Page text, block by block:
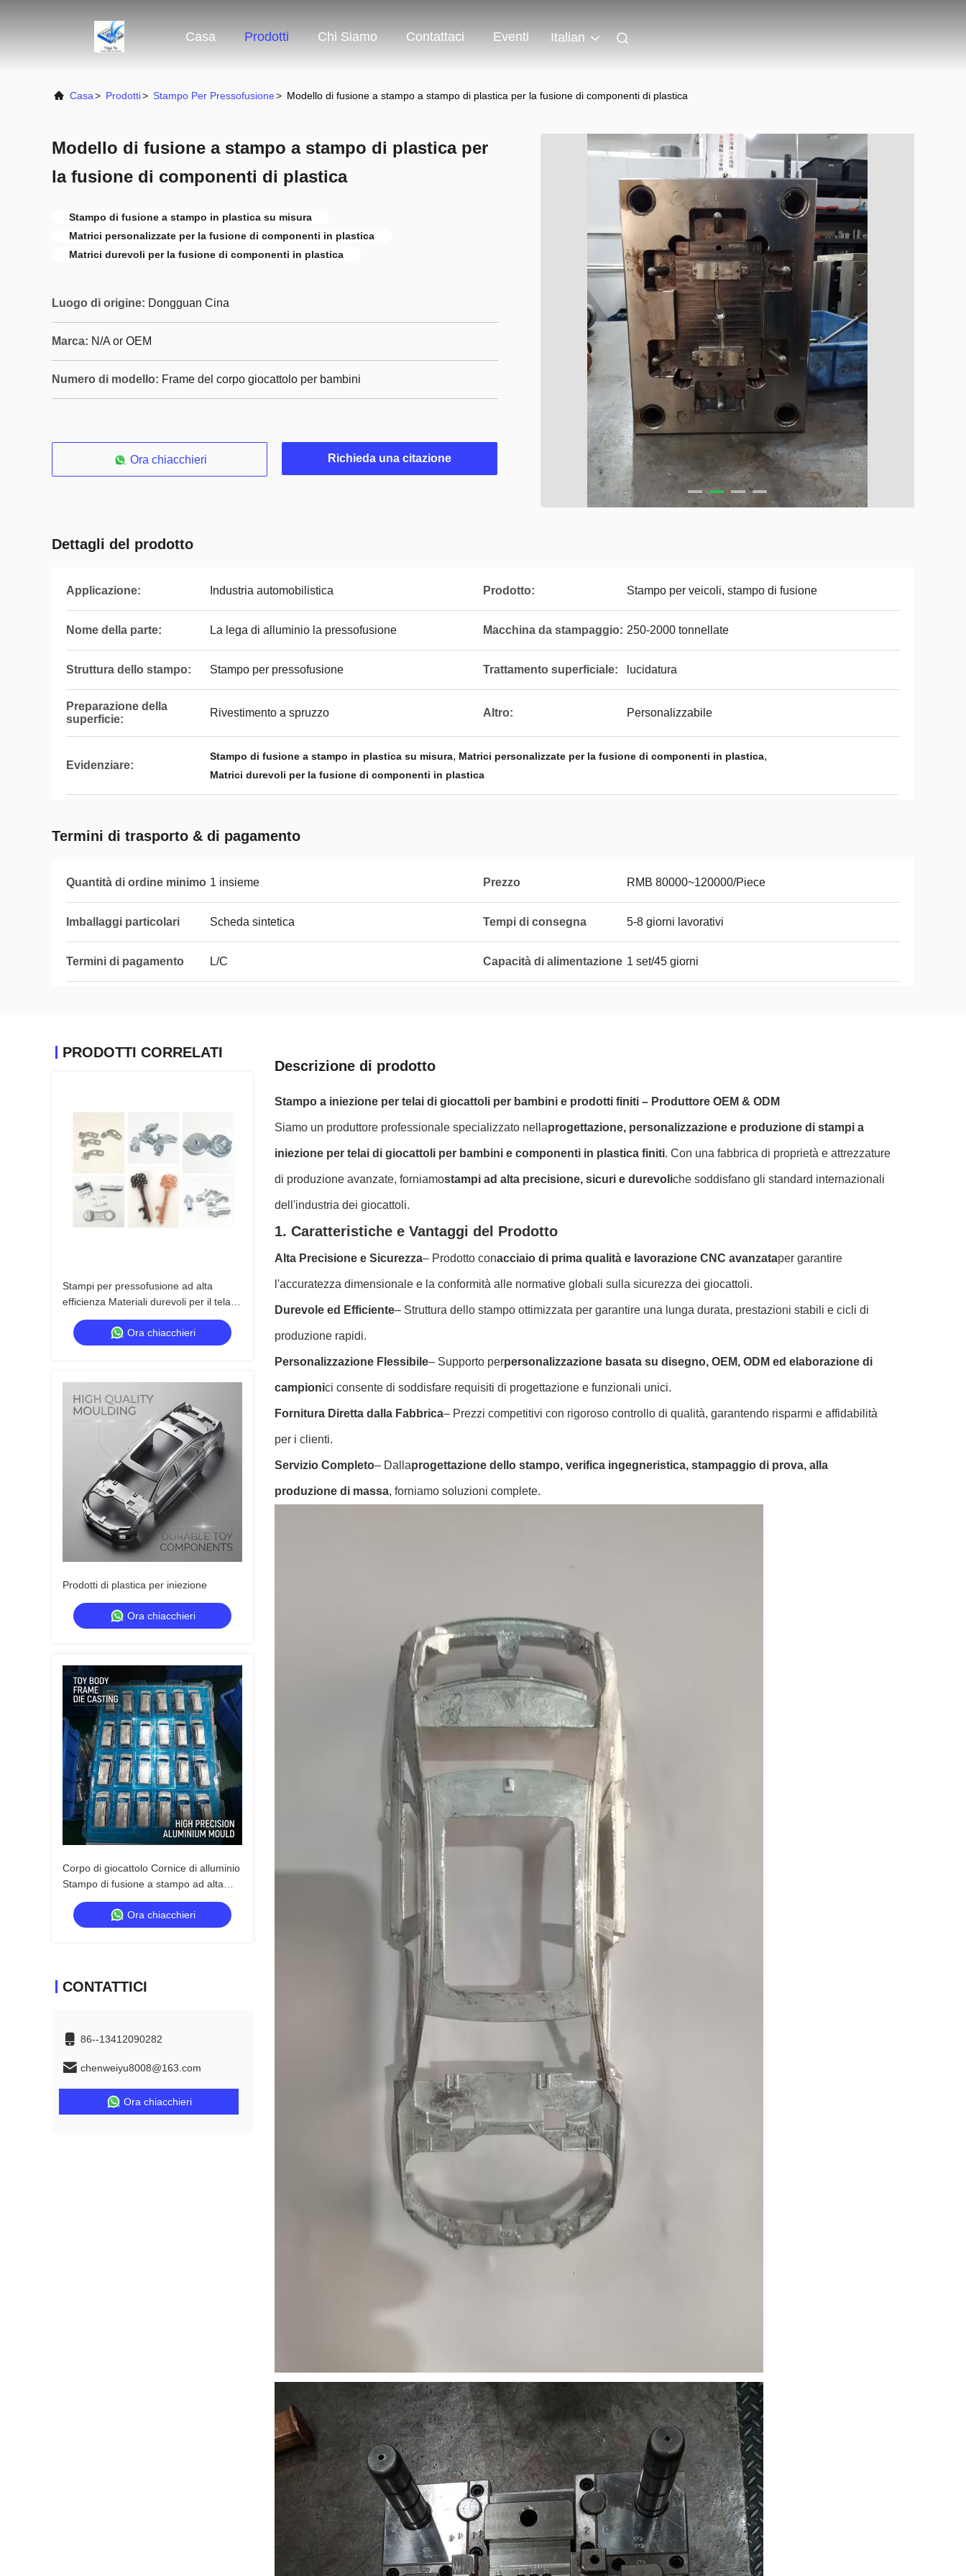
Casa Prodotti Chi Siamo Contattaci Eventi Italian
Casa> Prodotti> Stampo Per Pressofusione> Modello di fusione a stampo a stampo di plastica per la fusione di componenti di plastica
Modello di fusione a stampo a stampo di plastica per
la fusione di componenti di plastica
Stampo di fusione a stampo in plastica su misura
Matrici personalizzate per la fusione di componenti in plastica
Matrici durevoli per la fusione di componenti in plastica
Luogo di origine: Dongguan Cina
Marca: N/A or OEM
Numero di modello: Frame del corpo giocattolo per bambini
Ora chiacchieri Richieda una citazione
Dettagli del prodotto
Applicazione: Industria automobilistica Prodotto: Stampo per veicoli, stampo di fusione
Nome della parte: La lega di alluminio la pressofusione Macchina da stampaggio: 250-2000 tonnellate
Struttura dello stampo: Stampo per pressofusione Trattamento superficiale: lucidatura
Preparazione della
superficie:
Rivestimento a spruzzo Altro: Personalizzabile
Evidenziare:
Stampo di fusione a stampo in plastica su misura, Matrici personalizzate per la fusione di componenti in plastica,
Matrici durevoli per la fusione di componenti in plastica
Termini di trasporto & di pagamento
Quantità di ordine minimo 1 insieme Prezzo RMB 80000~120000/Piece
Imballaggi particolari Scheda sintetica Tempi di consegna 5-8 giorni lavorativi
Termini di pagamento L/C Capacità di alimentazione 1 set/45 giorni
PRODOTTI CORRELATI
Stampi per pressofusione ad alta
efficienza Materiali durevoli per il telaio
del corpo dei giocattoli per bambini
Ora chiacchieri
Prodotti di plastica per iniezione
Ora chiacchieri
Corpo di giocattolo Cornice di alluminio
Stampo di fusione a stampo ad alta
precisione Efficiente per giocattoli per
bambini
Ora chiacchieri
CONTATTICI
86--13412090282
chenweiyu8008@163.com
Ora chiacchieri
Descrizione di prodotto
Stampo a iniezione per telai di giocattoli per bambini e prodotti finiti – Produttore OEM & ODM
Siamo un produttore professionale specializzato nellaprogettazione, personalizzazione e produzione di stampi a
iniezione per telai di giocattoli per bambini e componenti in plastica finiti. Con una fabbrica di proprietà e attrezzature
di produzione avanzate, forniamostampi ad alta precisione, sicuri e durevoliche soddisfano gli standard internazionali
dell'industria dei giocattoli.
1. Caratteristiche e Vantaggi del Prodotto
Alta Precisione e Sicurezza– Prodotto conacciaio di prima qualità e lavorazione CNC avanzataper garantire
l'accuratezza dimensionale e la conformità alle normative globali sulla sicurezza dei giocattoli.
Durevole ed Efficiente– Struttura dello stampo ottimizzata per garantire una lunga durata, prestazioni stabili e cicli di
produzione rapidi.
Personalizzazione Flessibile– Supporto perpersonalizzazione basata su disegno, OEM, ODM ed elaborazione di
campionici consente di soddisfare requisiti di progettazione e funzionali unici.
Fornitura Diretta dalla Fabbrica– Prezzi competitivi con rigoroso controllo di qualità, garantendo risparmi e affidabilità
per i clienti.
Servizio Completo– Dallaprogettazione dello stampo, verifica ingegneristica, stampaggio di prova, alla
produzione di massa, forniamo soluzioni complete.